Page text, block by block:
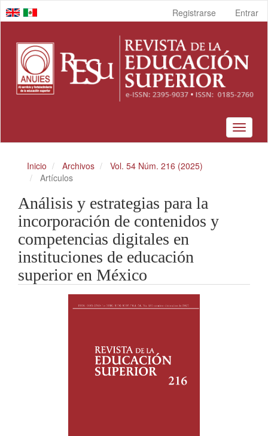
Navegación
principal
principal
Barra
lateral
Registrarse Entrar
Toggle
Inicio Archivos
Vol. 54 Núm. 216 (2025)
Artículos
Análisis y estrategias para la
incorporación de contenidos y
competencias digitales en
instituciones de educación
superior en México